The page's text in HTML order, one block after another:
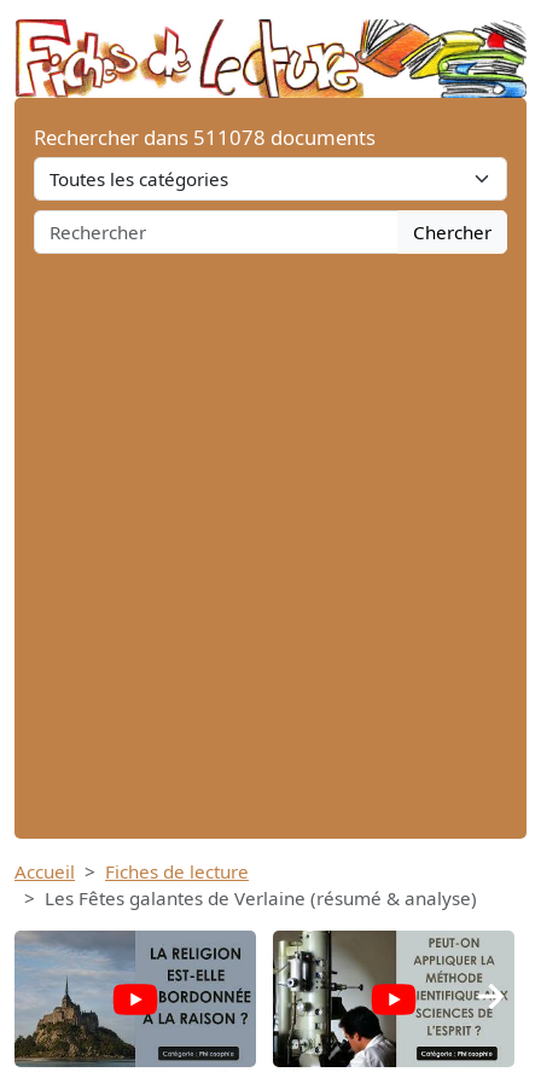
Rechercher dans 511078 documents
Chercher
Accueil
Fiches de lecture
Les Fêtes galantes de Verlaine (résumé & analyse)
→